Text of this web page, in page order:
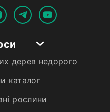
дерев недорого
каталог
рослини